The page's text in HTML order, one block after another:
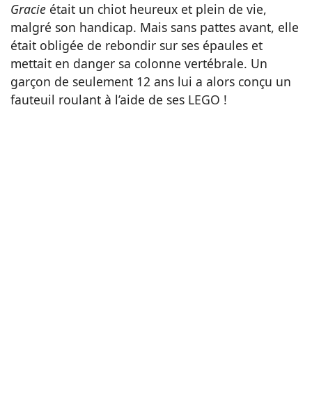
Gracie était un chiot heureux et plein de vie,
malgré son handicap. Mais sans pattes avant, elle
était obligée de rebondir sur ses épaules et
mettait en danger sa colonne vertébrale. Un
garçon de seulement 12 ans lui a alors conçu un
fauteuil roulant à l’aide de ses LEGO !